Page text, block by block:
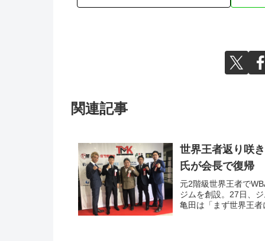
関連記事
世界王者返り咲
氏が会長で復帰
元2階級世界王者で
ジムを創設。27日、
亀田は「まず世界王